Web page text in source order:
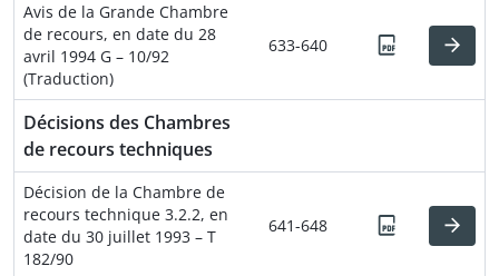
Avis de la Grande Chambre
de recours, en date du 28
avril 1994 G – 10/92
(Traduction)
633-640
Décisions des Chambres
de recours techniques
Décision de la Chambre de
recours technique 3.2.2, en
date du 30 juillet 1993 – T
182/90
641-648